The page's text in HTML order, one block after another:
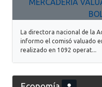
La directora nacional de la
informo el comisó valuado
realizado en 1092 operat...